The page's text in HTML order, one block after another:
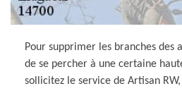
Pour supprimer les branches des
de se percher à une certaine
sollicitez le service de Artisan